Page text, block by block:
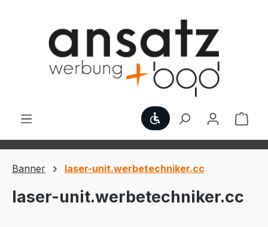
Werkzeugleiste
Banner laser-unit.werbetechniker.cc
laser-unit.werbetechniker.cc